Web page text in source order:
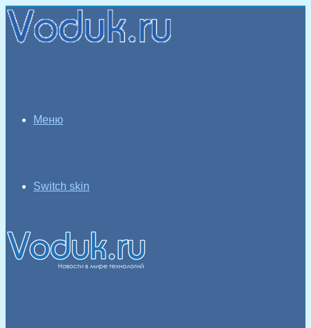
Меню
Switch skin